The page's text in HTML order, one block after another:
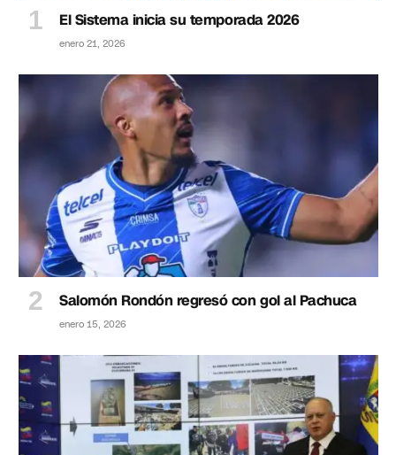
El Sistema inicia su temporada 2026
enero 21, 2026
Salomón Rondón regresó con gol al Pachuca
enero 15, 2026